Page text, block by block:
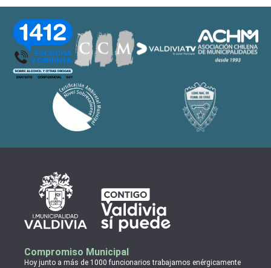
Compromiso Municipal
Hoy junto a más de 1000 funcionarios trabajamos enérgicamente